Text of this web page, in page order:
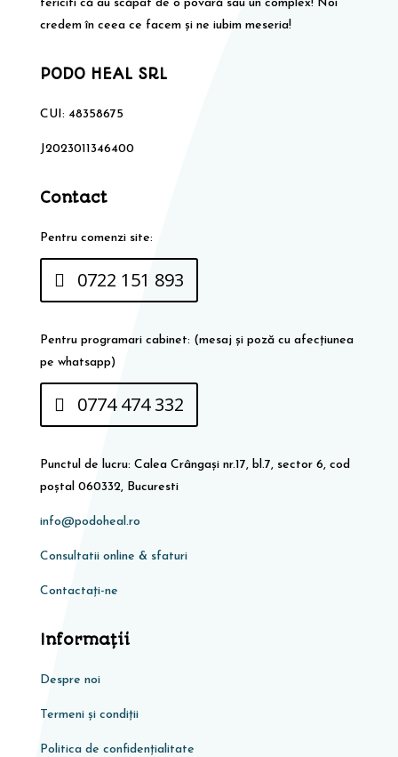
fericiti că au scăpat de o povară sau un complex! Noi
credem în ceea ce facem și ne iubim meseria!
PODO HEAL SRL
CUI: 48358675
J2023011346400
Contact
Pentru comenzi site:
0722 151 893
Pentru programari cabinet: (mesaj și poză cu afecțiunea
pe whatsapp)
0774 474 332
Punctul de lucru: Calea Crângași nr.17, bl.7, sector 6, cod
poștal 060332, Bucuresti
info@podoheal.ro
Consultatii online & sfaturi
Contactați-ne
Informaţii
Despre noi
Termeni și condiții
Politica de confidențialitate